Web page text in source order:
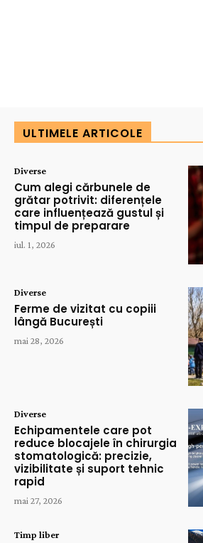
ULTIMELE ARTICOLE
Diverse
Cum alegi cărbunele de
grătar potrivit: diferențele
care influențează gustul și
timpul de preparare
iul. 1, 2026
Diverse
Ferme de vizitat cu copiii
lângă București
mai 28, 2026
Diverse
Echipamentele care pot
reduce blocajele în chirurgia
stomatologică: precizie,
vizibilitate și suport tehnic
rapid
mai 27, 2026
Timp liber